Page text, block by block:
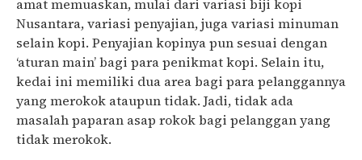
amat memuaskan, mulai dari variasi biji kopi
Nusantara, variasi penyajian, juga variasi minuman
selain kopi. Penyajian kopinya pun sesuai dengan
‘aturan main’ bagi para penikmat kopi. Selain itu,
kedai ini memiliki dua area bagi para pelanggannya
yang merokok ataupun tidak. Jadi, tidak ada
masalah paparan asap rokok bagi pelanggan yang
tidak merokok.